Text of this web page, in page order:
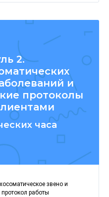
2.
и
протоколы
часа
звено и
работы